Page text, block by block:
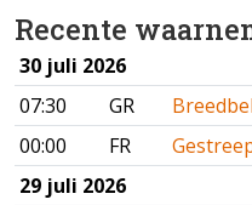
Recente
30 juli 2026
07:30
GR
00:00
FR
29 juli 2026